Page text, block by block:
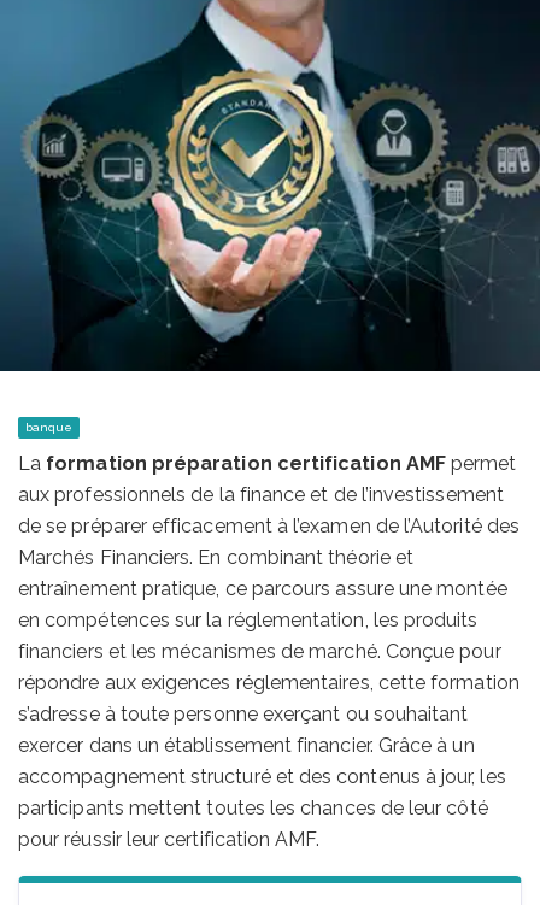
banque
La formation préparation certification AMFpermet
aux professionnels de la finance et de l’investissement
de se préparer efficacement à l’examen de l’Autorité des
Marchés Financiers. En combinant théorie et
entraînement pratique, ce parcours assure une montée
en compétences sur la réglementation, les produits
financiers et les mécanismes de marché. Conçue pour
répondre aux exigences réglementaires, cette formation
s’adresse à toute personne exerçant ou souhaitant
exercer dans un établissement financier. Grâce à un
accompagnement structuré et des contenus à jour, les
participants mettent toutes les chances de leur côté
pour réussir leur certification AMF.